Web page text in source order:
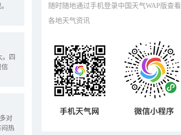
。四
信
对
闷热
随时随地通过手机登录中国天气WAP版查看
各地天气资讯